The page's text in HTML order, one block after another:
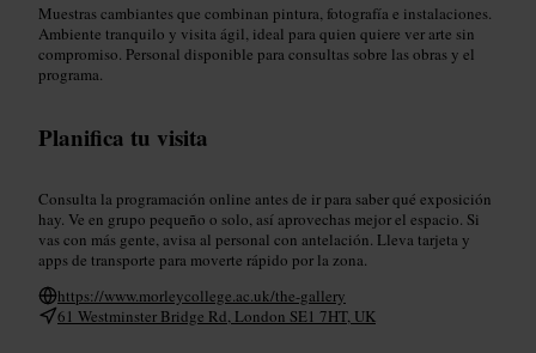
Muestras cambiantes que combinan pintura, fotografía e instalaciones.
Ambiente tranquilo y visita ágil, ideal para quien quiere ver arte sin
compromiso. Personal disponible para consultas sobre las obras y el
programa.
Planifica tu visita
Consulta la programación online antes de ir para saber qué exposición
hay. Ve en grupo pequeño o solo, así aprovechas mejor el espacio. Si
vas con más gente, avisa al personal con antelación. Lleva tarjeta y
apps de transporte para moverte rápido por la zona.
https://www.morleycollege.ac.uk/the-gallery
61 Westminster Bridge Rd, London SE1 7HT, UK